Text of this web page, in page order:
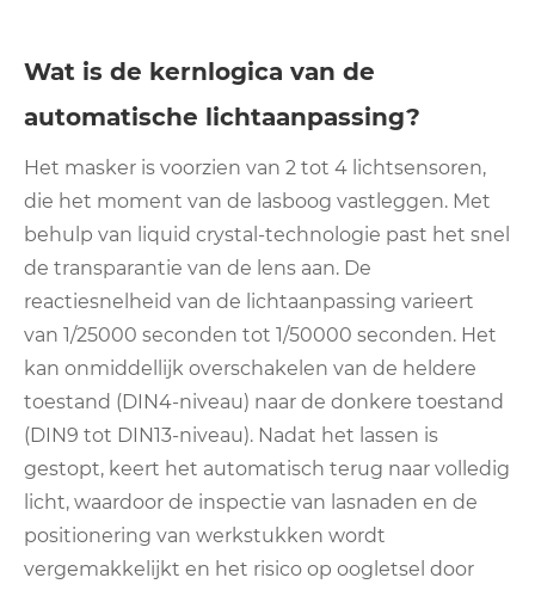
Wat is de kernlogica van de
automatische lichtaanpassing?
Het masker is voorzien van 2 tot 4 lichtsensoren,
die het moment van de lasboog vastleggen. Met
behulp van liquid crystal-technologie past het snel
de transparantie van de lens aan. De
reactiesnelheid van de lichtaanpassing varieert
van 1/25000 seconden tot 1/50000 seconden. Het
kan onmiddellijk overschakelen van de heldere
toestand (DIN4-niveau) naar de donkere toestand
(DIN9 tot DIN13-niveau). Nadat het lassen is
gestopt, keert het automatisch terug naar volledig
licht, waardoor de inspectie van lasnaden en de
positionering van werkstukken wordt
vergemakkelijkt en het risico op oogletsel door